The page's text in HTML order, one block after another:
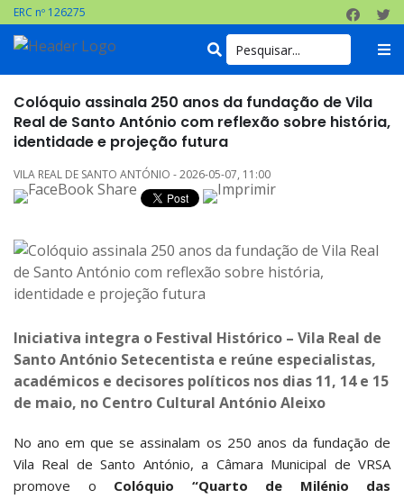
ERC nº 126275
Colóquio assinala 250 anos da fundação de Vila
Real de Santo António com reflexão sobre história,
identidade e projeção futura
VILA REAL DE SANTO ANTÓNIO - 2026-05-07, 11:00
Iniciativa integra o Festival Histórico – Vila Real de
Santo António Setecentista e reúne especialistas,
académicos e decisores políticos nos dias 11, 14 e 15
de maio, no Centro Cultural António Aleixo
No ano em que se assinalam os 250 anos da fundação de
Vila Real de Santo António, a Câmara Municipal de VRSA
promove o Colóquio “Quarto de Milénio das